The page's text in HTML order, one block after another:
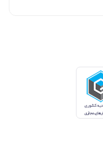
پشتیبانی پس از فروش،
جهانی را گرد هم